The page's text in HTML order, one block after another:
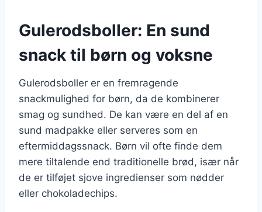
Gulerodsboller: En sund
snack til børn og voksne
Gulerodsboller er en fremragende
snackmulighed for børn, da de kombinerer
smag og sundhed. De kan være en del af en
sund madpakke eller serveres som en
eftermiddagssnack. Børn vil ofte finde dem
mere tiltalende end traditionelle brød, især når
de er tilføjet sjove ingredienser som nødder
eller chokoladechips.